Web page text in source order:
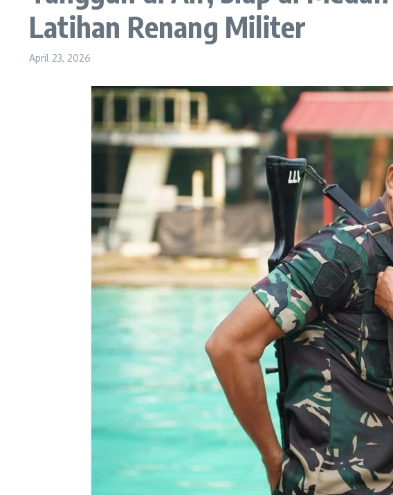
Latihan Renang Militer
April 23, 2026